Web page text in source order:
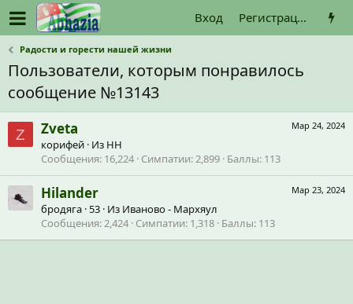
Вход Регистрация
Радости и горести нашей жизни
Пользователи, которым понравилось
сообщение №13143
Z
Мар 24, 2024
Zveta
корифей · Из НН
Сообщения 16,224 Симпатии 2,899 Баллы 113
Мар 23, 2024
Hilander
бродяга · 53 · Из Иваново - Мархяул
Сообщения 2,424 Симпатии 1,318 Баллы 113